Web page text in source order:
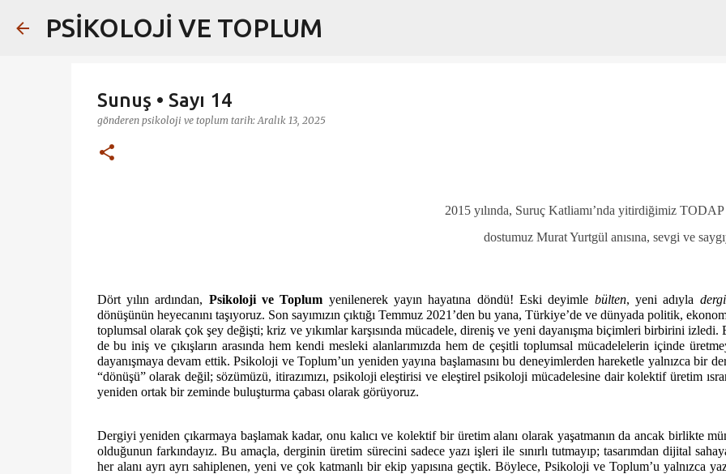
PSİKOLOJİ VE TOPLUM
Sunuş • Sayı 14
gönderen psikoloji ve toplum tarih:Aralık 13, 2025
2015 yılında, Suruç Katliamı’nda yitirdiğimiz TODAP
dostumuz Murat Yurtgül anısına, sevgi ve
Dört yılın ardından, Psikoloji ve Toplum yenilenerek yayın hayatına döndü! Eski deyimle bülten, yeni adıyla
dönüşünün heyecanını taşıyoruz. Son sayımızın çıktığı Temmuz 2021’den bu yana, Türkiye’de ve dünyada politik,
toplumsal olarak çok şey değişti; kriz ve yıkımlar karşısında mücadele, direniş ve yeni dayanışma biçimleri birbirini izledi.
de bu iniş ve çıkışların arasında hem kendi mesleki alanlarımızda hem de çeşitli toplumsal mücadelelerin içinde
dayanışmaya devam ettik. Psikoloji ve Toplum’un yeniden yayına başlamasını bu deneyimlerden hareketle yalnızca bir
“dönüşü” olarak değil; sözümüzü, itirazımızı, psikoloji eleştirisi ve eleştirel psikoloji mücadelesine dair kolektif üretim
yeniden ortak bir zeminde buluşturma çabası olarak görüyoruz.
Dergiyi yeniden çıkarmaya başlamak kadar, onu kalıcı ve kolektif bir üretim alanı olarak yaşatmanın da ancak birlikte
olduğunun farkındayız. Bu amaçla, derginin üretim sürecini sadece yazı işleri ile sınırlı tutmayıp; tasarımdan dijital
her alanı ayrı ayrı sahiplenen, yeni ve çok katmanlı bir ekip yapısına geçtik. Böylece, Psikoloji ve Toplum’u yalnızca